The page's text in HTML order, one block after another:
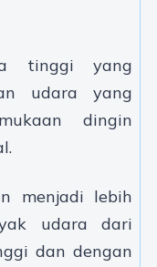
tinggi yang
udara yang
dingin
menjadi lebih
udara dari
dan dengan